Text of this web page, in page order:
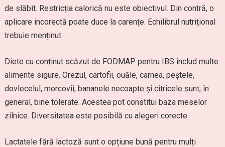
de slăbit. Restricția calorică nu este obiectivul. Din contră, o
aplicare incorectă poate duce la carențe. Echilibrul nutrițional
trebuie menținut.
Diete cu conținut scăzut de FODMAP pentru IBS includ multe
alimente sigure. Orezul, cartofii, ouăle, carnea, peștele,
dovlecelul, morcovii, bananele necoapte și citricele sunt, în
general, bine tolerate. Acestea pot constitui baza meselor
zilnice. Diversitatea este posibilă cu alegeri corecte.
Lactatele fără lactoză sunt o opțiune bună pentru mulți